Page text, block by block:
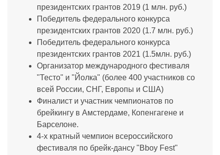
президентских грантов 2019 (1 млн. руб.)
Победитель федерального конкурса
президентских грантов 2020 (1.7 млн. руб.)
Победитель федерального конкурса
президентских грантов 2021 (1.5млн. руб.)
Организатор международного фестиваля
"Тесто" и "Йолка" (более 400 участников со
всей России, СНГ, Европы и США)
Финалист и участник чемпионатов по
брейкингу в Амстердаме, Копенгагене и
Барселоне.
4-х кратный чемпион всероссийского
фестиваля по брейк-дансу "Bboy Fest"